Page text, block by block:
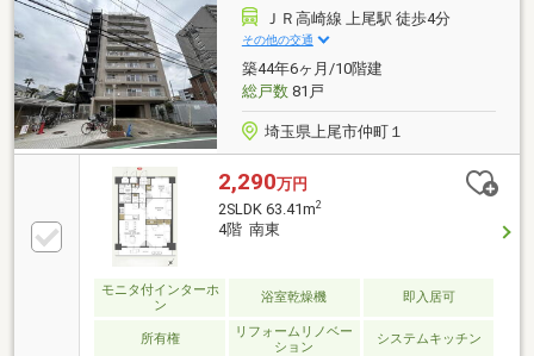
終わりではなくお引き渡し後、お引越し後もお客様の
パートナーであること。4.ウソやおとり広告は一切使
いません。(データ更新は迅速に行います。）5.お客様
の個人情報は細心の注意を払って取り扱いします。
ＪＲ高崎線 上尾駅 徒歩4分
その他の交通
築44年6ヶ月/10階建
総戸数81戸
埼玉県上尾市仲町１
2,290万円
2SLDK 63.41m2
4階 南東
モニタ付インターホ
ン
浴室乾燥機 即入居可
所有権
リフォームリノベー
ション
システムキッチン